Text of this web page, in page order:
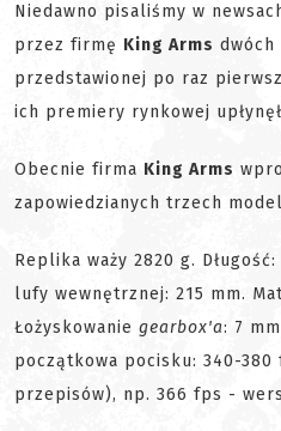
Niedawno pisaliśmy w
przez firmę King Arms
przedstawionej po raz
ich premiery rynkowej
Obecnie firma King Arms
zapowiedzianych trzech
Replika waży 2820 g.
lufy wewnętrznej: 215 mm.
Łożyskowanie gearbox'a: 7
początkowa pocisku: 340-
przepisów), np. 366 fps -